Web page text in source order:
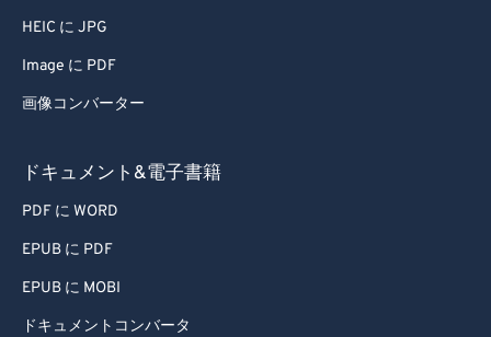
HEIC に JPG
Image に PDF
画像コンバーター
ドキュメント&電子書籍
PDF に WORD
EPUB に PDF
EPUB に MOBI
ドキュメントコンバータ